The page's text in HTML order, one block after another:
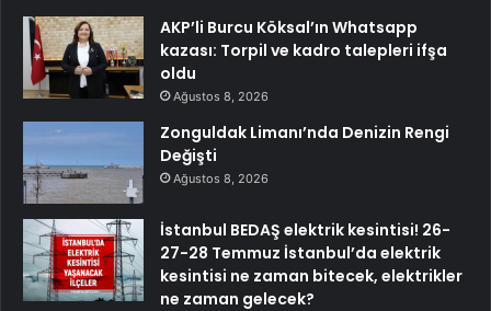
AKP’li Burcu Köksal’ın Whatsapp
kazası: Torpil ve kadro talepleri ifşa
oldu
Ağustos 8, 2026
Zonguldak Limanı’nda Denizin Rengi
Değişti
Ağustos 8, 2026
İstanbul BEDAŞ elektrik kesintisi! 26-
27-28 Temmuz İstanbul’da elektrik
kesintisi ne zaman bitecek, elektrikler
ne zaman gelecek?